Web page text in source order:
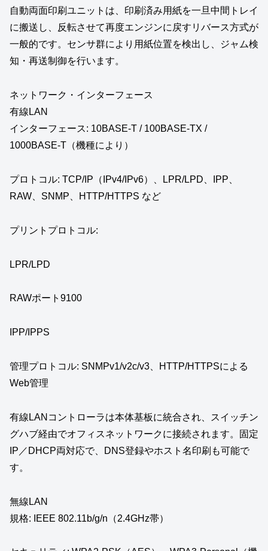
自動両面印刷ユニットは、印刷済み用紙を一旦中間トレイ
に搬送し、反転させて再度エンジンに戻すリバース方式が
一般的です。センサ群により用紙位置を検出し、ジャム検
知・再送制御を行います。
ネットワーク・インターフェース
有線LAN
インターフェース: 10BASE-T / 100BASE-TX /
1000BASE-T（機種により）
プロトコル: TCP/IP（IPv4/IPv6）、LPR/LPD、IPP、
RAW、SNMP、HTTP/HTTPS など
プリントプロトコル:
LPR/LPD
RAWポート9100
IPP/IPPS
管理プロトコル: SNMPv1/v2c/v3、HTTP/HTTPSによる
Web管理
有線LANコントローラは本体基板に統合され、スイッチン
グハブ経由でオフィスネットワークに接続されます。固定
IP／DHCP両対応で、DNS登録やホスト名印刷も可能で
す。
無線LAN
規格: IEEE 802.11b/g/n（2.4GHz帯）